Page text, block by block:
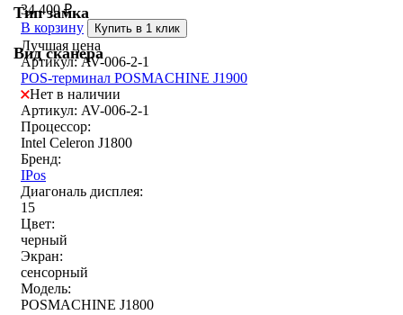
Тип замка
Вид сканера
34 400₽
В корзину
Купить в 1 клик
Лучшая цена
Артикул: AV-006-2-1
POS-терминал POSMACHINE J1900
Нет в наличии
Артикул: AV-006-2-1
Процессор:
Intel Celeron J1800
Бренд:
IPos
Диагональ дисплея:
15
Цвет:
черный
Экран:
сенсорный
Модель:
POSMACHINE J1800